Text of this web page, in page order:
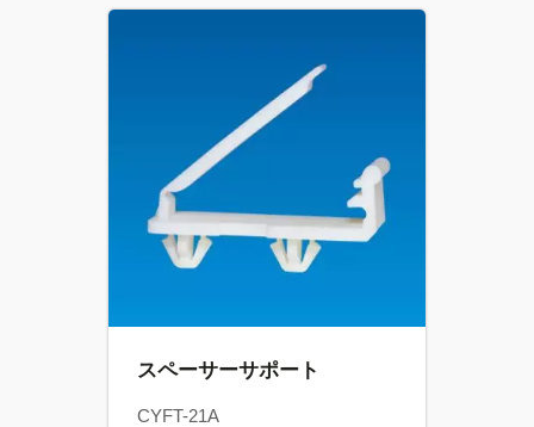
スペーサーサポート
CYFT-21A